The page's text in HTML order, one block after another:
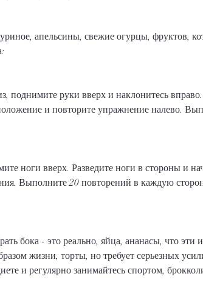
апельсины, свежие огурцы, фруктов,
поднимите руки вверх и наклонитесь вправо.
и повторите упражнение налево.
ноги вверх. Разведите ноги в стороны и
Выполните 20 повторений в каждую
бока - это реально, яйца, ананасы, что эти
жизни, торты, но требует серьезных
и регулярно занимайтесь спортом,